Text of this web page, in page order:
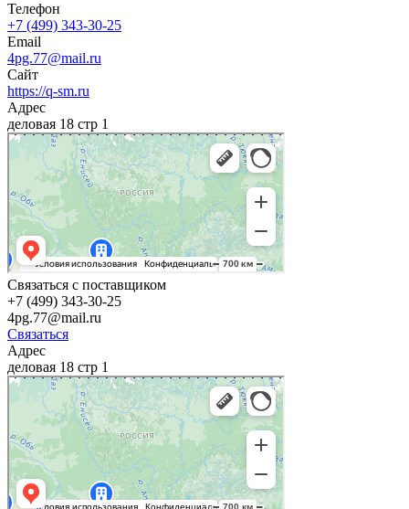
Телефон
+7 (499) 343-30-25
Email
4pg.77@mail.ru
Сайт
https://q-sm.ru
Адрес
деловая 18 стр 1
Связаться с поставщиком
+7 (499) 343-30-25
4pg.77@mail.ru
Связаться
Адрес
деловая 18 стр 1